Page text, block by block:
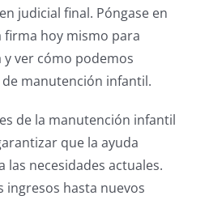
judicial final. Póngase en
hoy mismo para
ver cómo podemos
manutención infantil.
de la manutención infantil
que la ayuda
las necesidades actuales.
ingresos hasta nuevos